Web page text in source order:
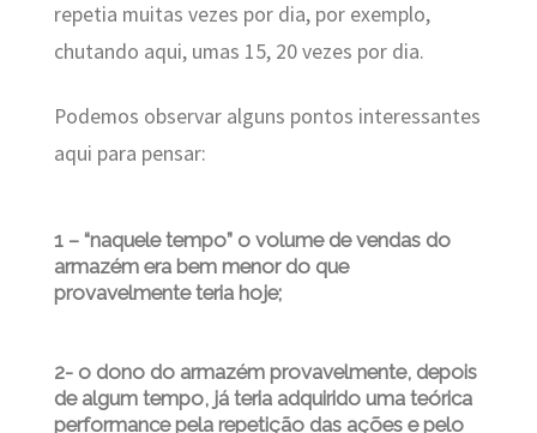
repetia muitas vezes por dia, por exemplo,
chutando aqui, umas 15, 20 vezes por dia.
Podemos observar alguns pontos interessantes
aqui para pensar:
1 – “naquele tempo” o volume de vendas do
armazém era bem menor do que
provavelmente teria hoje;
2- o dono do armazém provavelmente, depois
de algum tempo, já teria adquirido uma teórica
performance pela repetição das ações e pelo